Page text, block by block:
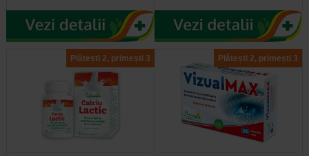
Plătești 2, primești 3 Plătești 2, primești 3